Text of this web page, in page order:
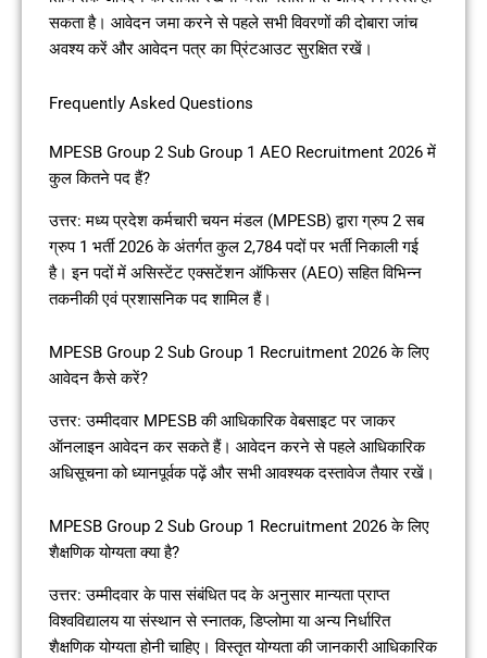
सकता है। आवेदन जमा करने से पहले सभी विवरणों की दोबारा जांच
अवश्य करें और आवेदन पत्र का प्रिंटआउट सुरक्षित रखें।
Frequently Asked Questions
MPESB Group 2 Sub Group 1 AEO Recruitment 2026 में
कुल कितने पद हैं?
उत्तर: मध्य प्रदेश कर्मचारी चयन मंडल (MPESB) द्वारा ग्रुप 2 सब
ग्रुप 1 भर्ती 2026 के अंतर्गत कुल 2,784 पदों पर भर्ती निकाली गई
है। इन पदों में असिस्टेंट एक्सटेंशन ऑफिसर (AEO) सहित विभिन्न
तकनीकी एवं प्रशासनिक पद शामिल हैं।
MPESB Group 2 Sub Group 1 Recruitment 2026 के लिए
आवेदन कैसे करें?
उत्तर: उम्मीदवार MPESB की आधिकारिक वेबसाइट पर जाकर
ऑनलाइन आवेदन कर सकते हैं। आवेदन करने से पहले आधिकारिक
अधिसूचना को ध्यानपूर्वक पढ़ें और सभी आवश्यक दस्तावेज तैयार रखें।
MPESB Group 2 Sub Group 1 Recruitment 2026 के लिए
शैक्षणिक योग्यता क्या है?
उत्तर: उम्मीदवार के पास संबंधित पद के अनुसार मान्यता प्राप्त
विश्वविद्यालय या संस्थान से स्नातक, डिप्लोमा या अन्य निर्धारित
शैक्षणिक योग्यता होनी चाहिए। विस्तृत योग्यता की जानकारी आधिकारिक